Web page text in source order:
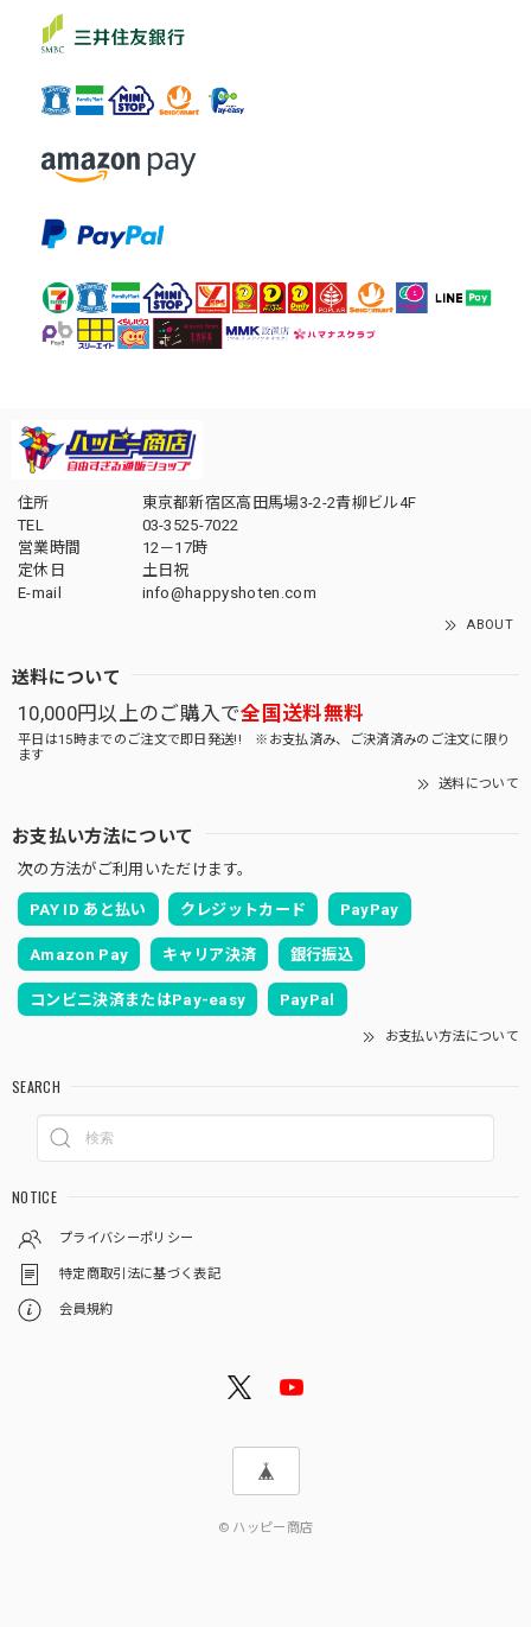
住所
東京都新宿区高田馬場3-2-2青柳ビル4F
TEL
03-3525-7022
営業時間
12－17時
定休日
土日祝
E-mail
info@happyshoten.com
ABOUT
送料について
10,000円以上のご購入で全国送料無料
平日は15時までのご注文で即日発送!! ※お支払済み、ご決済済みのご注文に限り
ます
送料について
お支払い方法について
次の方法がご利用いただけます。
PAY ID あと払い クレジットカード PayPay
Amazon Pay キャリア決済 銀行振込
コンビニ決済またはPay-easy PayPal
お支払い方法について
SEARCH
NOTICE
プライバシーポリシー
特定商取引法に基づく表記
会員規約
© ハッピー商店